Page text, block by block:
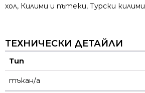
хол, Килими и пътеки, Турски килими
ТЕХНИЧЕСКИ ДЕТАЙЛИ
Тип
тъкан/а